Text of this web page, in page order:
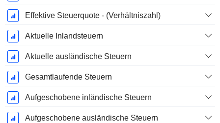
Effektive Steuerquote - (Verhältniszahl)
Aktuelle Inlandsteuern
Aktuelle ausländische Steuern
Gesamtlaufende Steuern
Aufgeschobene inländische Steuern
Aufgeschobene ausländische Steuern